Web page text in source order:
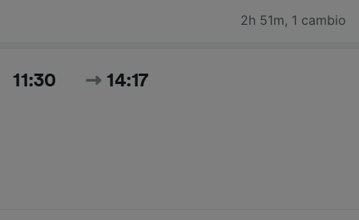
2h 51m, 1 cambio
11:30 14:17